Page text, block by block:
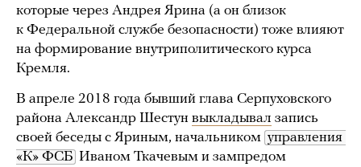
которые через Андрея Ярина (а он близок
к Федеральной службе безопасности) тоже влияют
на формирование внутриполитического курса
Кремля.
В апреле 2018 года бывший глава Серпуховского
района Александр Шестун выкладывал запись
своей беседы с Яриным, начальником управления
«К» ФСБ Иваном Ткачевым и зампредом